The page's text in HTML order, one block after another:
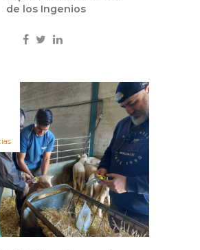
de los Ingenios